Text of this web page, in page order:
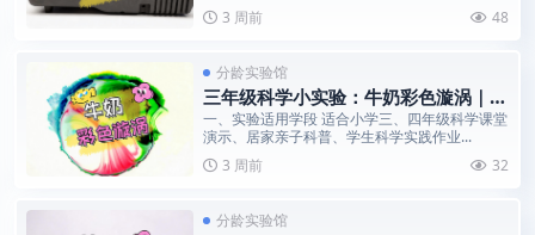
3 周前
48
分龄实验馆
三年级科学小实验：牛奶彩色漩涡｜表
面张力流体色彩趣味科普
一、实验适用学段 适合小学三、四年级科学课堂
演示、居家亲子科普、学生科学实践作业...
3 周前
32
分龄实验馆